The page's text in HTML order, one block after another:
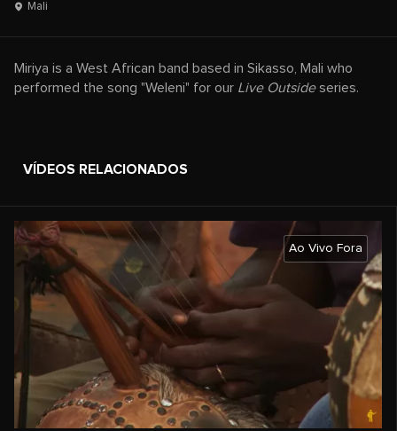
Mali
Miriya is a West African band based in Sikasso, Mali who
performed the song "Weleni" for our Live Outsideseries.
VÍDEOS RELACIONADOS
Ao Vivo Fora